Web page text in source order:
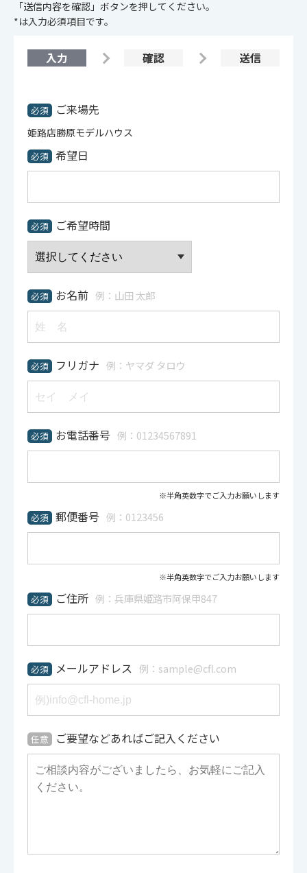
「送信内容を確認」ボタンを押してください。
*は入力必須項目です。
入力 確認 送信
必須 ご来場先
姫路店勝原モデルハウス
必須 希望日
必須 ご希望時間
必須 お名前 例：山田 太郎
必須 フリガナ 例：ヤマダ タロウ
必須 お電話番号 例：01234567891
※半角英数字でご入力お願いします
必須 郵便番号 例：0123456
※半角英数字でご入力お願いします
必須 ご住所 例：兵庫県姫路市阿保甲847
必須 メールアドレス 例：sample@cfl.com
任意 ご要望などあればご記入ください